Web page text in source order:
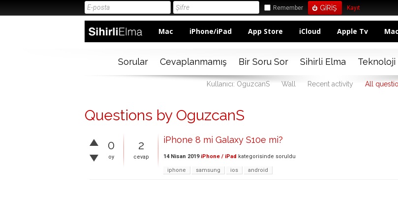
Remember Kayıt
Mac iPhone/iPad App Store iCloud Apple Tv
Sorular Cevaplanmamış Bir Soru Sor Sihirli Elma
Kullanıcı: OguzcanS Wall Recent activity All
Questions by OguzcanS
0
oy
2
cevap
iPhone 8 mi Galaxy S10e mi?
14 Nisan 2019 iPhone / iPad kategorisinde soruldu
iphone samsung ios android